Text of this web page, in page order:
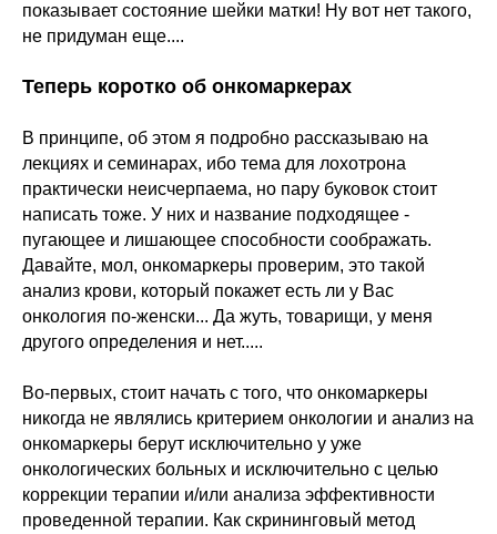
показывает состояние шейки матки! Ну вот нет такого,
не придуман еще....
Теперь коротко об онкомаркерах
В принципе, об этом я подробно рассказываю на
лекциях и семинарах, ибо тема для лохотрона
практически неисчерпаема, но пару буковок стоит
написать тоже. У них и название подходящее -
пугающее и лишающее способности соображать.
Давайте, мол, онкомаркеры проверим, это такой
анализ крови, который покажет есть ли у Вас
онкология по-женски... Да жуть, товарищи, у меня
другого определения и нет.....
Во-первых, стоит начать с того, что онкомаркеры
никогда не являлись критерием онкологии и анализ на
онкомаркеры берут исключительно у уже
онкологических больных и исключительно с целью
коррекции терапии и/или анализа эффективности
проведенной терапии. Как скрининговый метод